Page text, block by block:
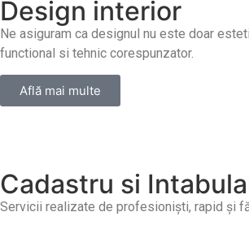
Design interior
Ne asiguram ca designul nu este doar
functional si tehnic corespunzator.
Află mai multe
Cadastru si
Servicii realizate de profesioniști, rapid și